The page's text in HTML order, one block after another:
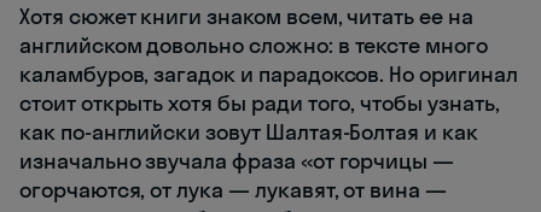
Хотя сюжет книги знаком всем, читать ее на
английском довольно сложно: в тексте много
каламбуров, загадок и парадоксов. Но оригинал
стоит открыть хотя бы ради того, чтобы узнать,
как по-английски зовут Шалтая-Болтая и как
изначально звучала фраза «от горчицы —
огорчаются, от лука — лукавят, от вина —